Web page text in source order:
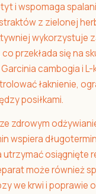
i wspomaga
z zielonej
wykorzystuje
co przekłada się na
cambogia i
łaknienie,
posiłkami.
zdrowym
wspiera
utrzymać osiągnięte
może również
we krwi i poprawie